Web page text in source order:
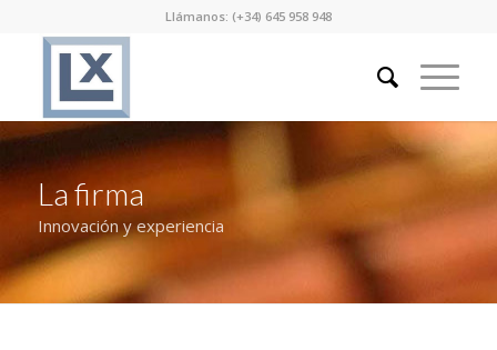
Llámanos: (+34) 645 958 948
La firma
Innovación y experiencia